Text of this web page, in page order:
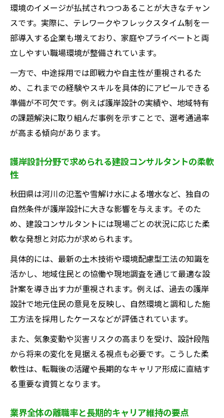
環境のイメージが払拭されつつあることが大きなチャン
スです。実際に、テレワークやフレックスタイム制を一
部導入する企業も増えており、家庭やプライベートと両
立しやすい職場環境が整備されています。
一方で、中途採用では即戦力や自主性が重視されるた
め、これまでの経験やスキルを具体的にアピールできる
準備が不可欠です。例えば護岸設計の実績や、地域特有
の課題解決に取り組んだ事例を示すことで、選考通過率
が高まる傾向があります。
護岸設計分野で求められる建設コンサルタントの柔軟
性
秋田県は河川の氾濫や雪解け水による増水など、独自の
自然条件が護岸設計に大きな影響を与えます。そのた
め、建設コンサルタントには現場ごとの状況に応じた柔
軟な発想と対応力が求められます。
具体的には、最新の土木技術や環境配慮型工法の知識を
活かし、地域住民との協働や現地調査を通じて最適な設
計案を導き出す力が重視されます。例えば、過去の護岸
設計で地元住民の意見を反映し、自然環境と調和した施
工方法を採用したケースなどが評価されています。
また、気象変動や災害リスクの高まりを受け、設計段階
から将来の変化を見据える視点も必要です。こうした柔
軟性は、転職後の活躍や長期的なキャリア形成に直結す
る重要な資質となります。
業界全体の離職率と長期的キャリア維持の要点